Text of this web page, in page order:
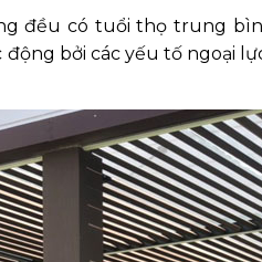
đều có tuổi thọ trung
bởi các yếu tố ngoại